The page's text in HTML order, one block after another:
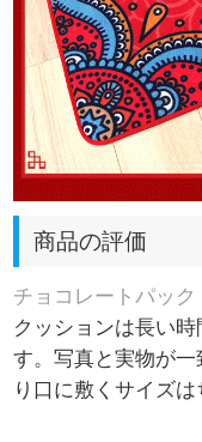
商品の評価
チョコレートパック
クッションは長い
す。写真と実物が
り口に敷くサイズは